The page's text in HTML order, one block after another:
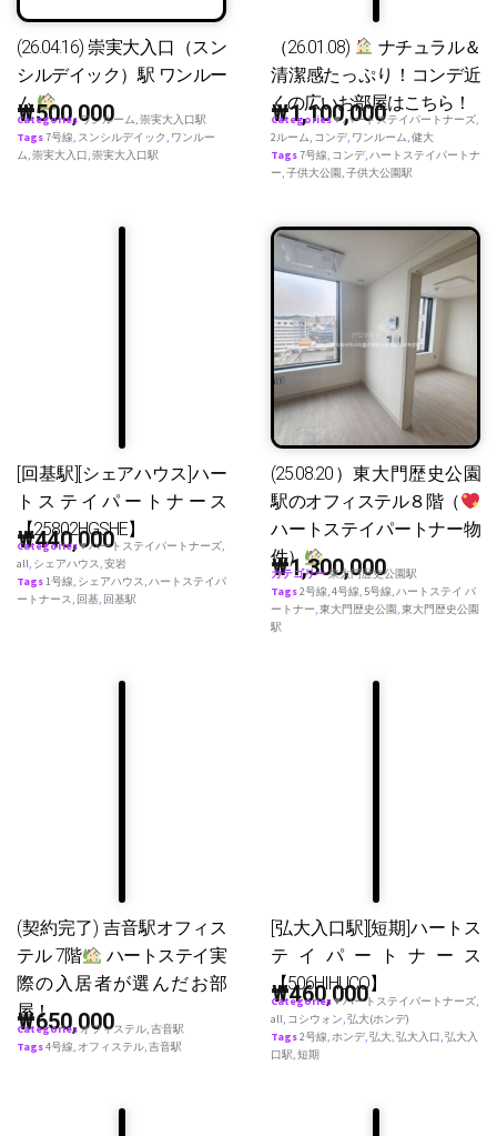
(26.04.16) 崇実大入口（スン
シルデイック）駅 ワンルー
ム
₩500,000
Categoriesワンルーム,崇実大入口駅
Tags7号線, スンシルデイック , ワンルー
ム,崇実大入口,崇実大入口駅
（26.01.08)
ナチュラル＆
清潔感たっぷり！コンデ近
くの広いお部屋はこちら！
₩1,100,000
Categories♥ ハートステイパートナーズ,
2ルーム, コンデ, ワンルーム,健大
Tags7号線, コンデ,ハートステイパートナ
ー,子供大公園 ,子供大公園駅
[回基駅][シェアハウス]ハー
トステイパートナース
【25802HGSHE】
₩440,000
Categories♥ ハートステイパートナーズ,
all, シェアハウス,安岩
Tags1号線, シェアハウス,ハートステイパ
ートナース, 回基, 回基駅
(25.08.20）東大門歴史公園
駅のオフィステル８階（
ハートステイパートナー物
件）
₩1,300,000
カテゴリー東大門歴史公園駅
Tags2号線,4号線, 5号線,ハートステイ パ
ートナー,東大門歴史公園 ,東大門歴史公園
駅
(契約完了) 吉音駅オフィス
テル 7階
ハートステイ実
際の入居者が選んだお部
屋！
₩650,000
Categoriesオフィステル,吉音駅
Tags4号線, オフィステル,吉音駅
[弘大入口駅][短期]ハートス
テイパートナース
【506HIHUCO】
₩460,000
Categories♥ ハートステイパートナーズ,
all, コシウォン,弘大(ホンデ)
Tags2号線,ホンデ,弘大,弘大入口,弘大入
口駅,短期